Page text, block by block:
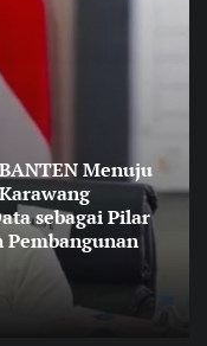
Menuju
sebagai Pilar